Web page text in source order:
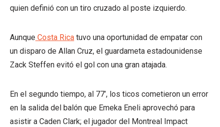
quien definió con un tiro cruzado al poste izquierdo.
Aunque Costa Rica tuvo una oportunidad de empatar con
un disparo de Allan Cruz, el guardameta estadounidense
Zack Steffen evitó el gol con una gran atajada.
En el segundo tiempo, al 77’, los ticos cometieron un error
en la salida del balón que Emeka Eneli aprovechó para
asistir a Caden Clark; el jugador del Montreal Impact